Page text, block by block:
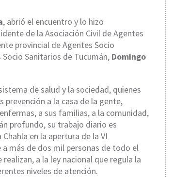
, abrió el encuentro y lo hizo
de la Asociación Civil de Agentes
provincial de Agentes Socio
Sanitarios de Tucumán, Domingo
de salud y la sociedad, quienes
prevención a la casa de la gente,
a sus familias, a la comunidad,
profundo, su trabajo diario es
en la apertura de la VI
más de dos mil personas de todo el
a la ley nacional que regula la
niveles de atención.